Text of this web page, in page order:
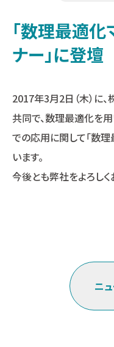
「数理最適化
ナー」に登壇
2017年3月2日（木）に
共同で、数理最適化を
での応用に関して「数
います。
今後とも弊社をよろしく
ニ